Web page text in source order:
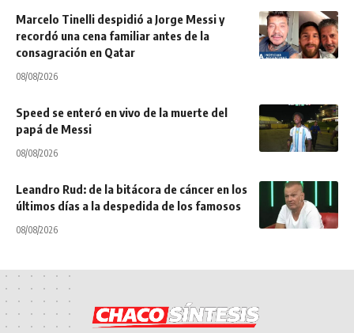
Marcelo Tinelli despidió a Jorge Messi y
recordó una cena familiar antes de la
consagración en Qatar
08/08/2026
Speed se enteró en vivo de la muerte del
papá de Messi
08/08/2026
Leandro Rud: de la bitácora de cáncer en los
últimos días a la despedida de los famosos
08/08/2026